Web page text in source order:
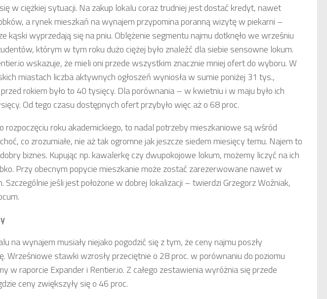
w ciężkiej sytuacji. Na zakup lokalu coraz trudniej jest dostać kredyt, nawet
a rynek mieszkań na wynajem przypomina poranną wizytę w piekarni –
kąski wyprzedają się na pniu. Oblężenie segmentu najmu dotknęło we wrześniu
którym w tym roku dużo ciężej było znaleźć dla siebie sensowne lokum.
wskazuje, że mieli oni przede wszystkim znacznie mniej ofert do wyboru. W
miastach liczba aktywnych ogłoszeń wyniosła w sumie poniżej 31 tys.,
rokiem było to 40 tysięcy. Dla porównania – w kwietniu i w maju było ich
Od tego czasu dostępnych ofert przybyło więc aż o 68 proc.
rozpoczęciu roku akademickiego, to nadal potrzeby mieszkaniowe są wśród
co zrozumiałe, nie aż tak ogromne jak jeszcze siedem miesięcy temu. Najem to
biznes. Kupując np. kawalerkę czy dwupokojowe lokum, możemy liczyć na ich
Przy obecnym popycie mieszkanie może zostać zarezerwowane nawet w
Szczególnie jeśli jest położone w dobrej lokalizacji – twierdzi Grzegorz Woźniak,
na wynajem musiały niejako pogodzić się z tym, że ceny najmu poszły
Wrześniowe stawki wzrosły przeciętnie o 28 proc. w porównaniu do poziomu
w raporcie Expander i Rentier.io. Z całego zestawienia wyróżnia się przede
ceny zwiększyły się o 46 proc.